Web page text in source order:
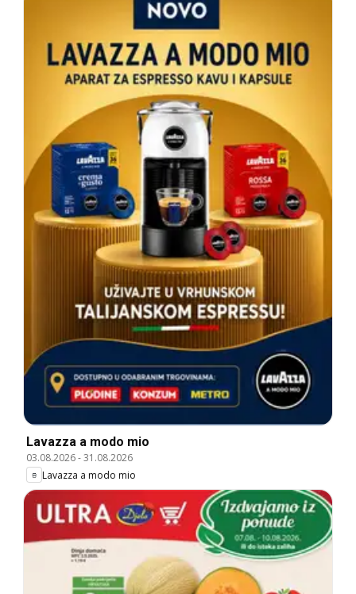
Lavazza a modo mio
03.08.2026-31.08.2026
Lavazza a modo mio